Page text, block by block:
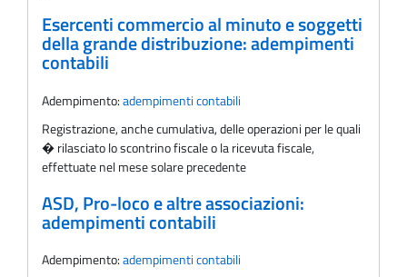
Esercenti commercio al minuto e soggetti
della grande distribuzione: adempimenti
contabili
Adempimento:adempimenti contabili
Registrazione, anche cumulativa, delle operazioni per le quali
� rilasciato lo scontrino fiscale o la ricevuta fiscale,
effettuate nel mese solare precedente
ASD, Pro-loco e altre associazioni:
adempimenti contabili
Adempimento:adempimenti contabili